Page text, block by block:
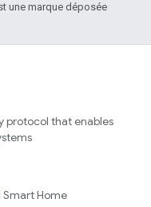
une marque déposée
protocol that enables
Home